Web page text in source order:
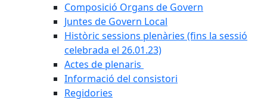
Composició Organs de Govern
Juntes de Govern Local
Històric sessions plenàries (fins la sessió
celebrada el 26.01.23)
Actes de plenaris
Informació del consistori
Regidories